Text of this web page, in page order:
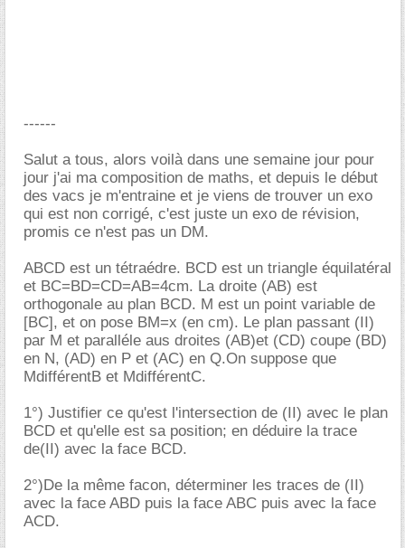
------
Salut a tous, alors voilà dans une semaine jour pour
jour j'ai ma composition de maths, et depuis le début
des vacs je m'entraine et je viens de trouver un exo
qui est non corrigé, c'est juste un exo de révision,
promis ce n'est pas un DM.
ABCD est un tétraédre. BCD est un triangle équilatéral
et BC=BD=CD=AB=4cm. La droite (AB) est
orthogonale au plan BCD. M est un point variable de
[BC], et on pose BM=x (en cm). Le plan passant (II)
par M et paralléle aus droites (AB)et (CD) coupe (BD)
en N, (AD) en P et (AC) en Q.On suppose que
MdifférentB et MdifférentC.
1°) Justifier ce qu'est l'intersection de (II) avec le plan
BCD et qu'elle est sa position; en déduire la trace
de(II) avec la face BCD.
2°)De la même facon, déterminer les traces de (II)
avec la face ABD puis la face ABC puis avec la face
ACD.